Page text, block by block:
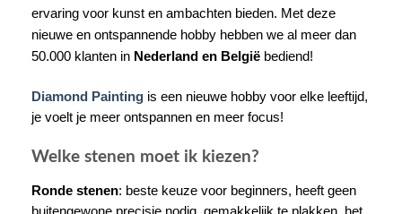
ervaring voor kunst en ambachten bieden. Met deze
nieuwe en ontspannende hobby hebben we al meer dan
50.000 klanten in Nederland en België bediend!
Diamond Painting is een nieuwe hobby voor elke leeftijd,
je voelt je meer ontspannen en meer focus!
Welke stenen moet ik kiezen?
Ronde stenen: beste keuze voor beginners, heeft geen
buitengewone precisie nodig, gemakkelijk te plakken, het